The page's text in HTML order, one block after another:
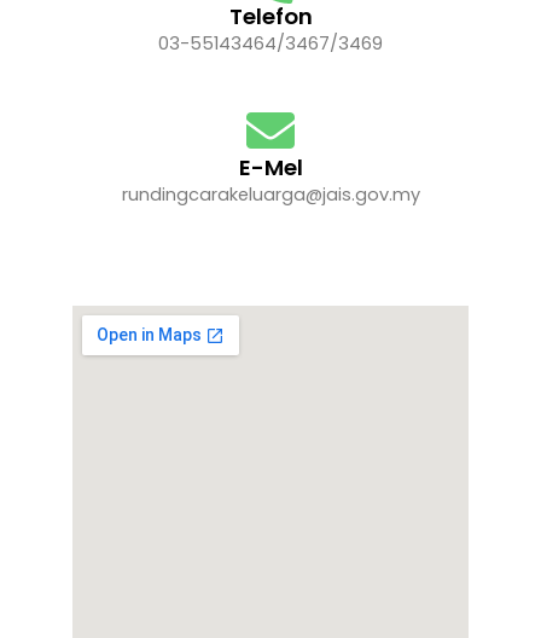
Telefon
03-55143464/3467/3469
E-Mel
rundingcarakeluarga@jais.gov.my